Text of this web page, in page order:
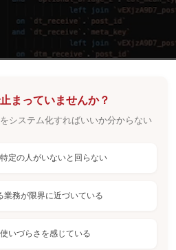
まっていませんか？
システム化すればいいか分からない
定の人がいないと回らない
業務が限界に近づいている
いづらさを感じている